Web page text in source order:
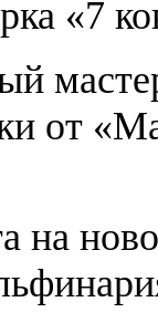
«7
от
на